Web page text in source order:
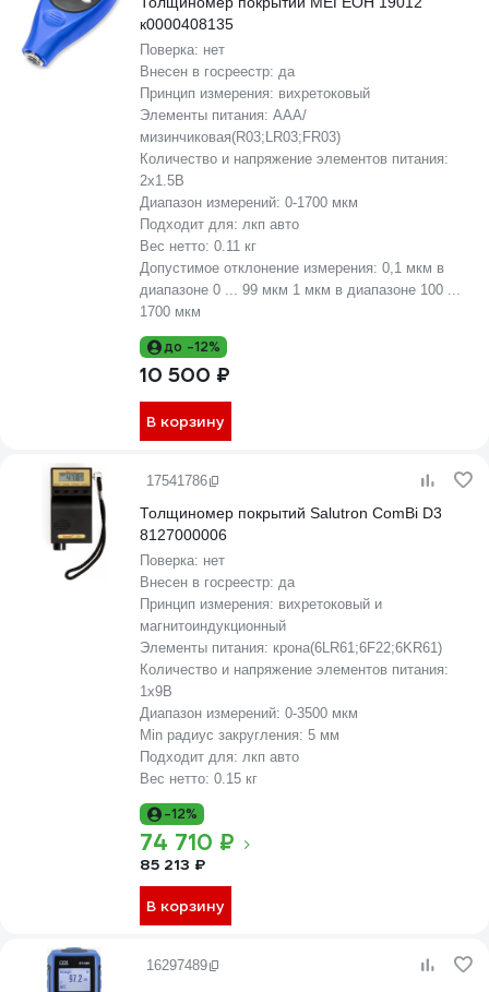
к0000408135
Поверка: нет
Внесен в госреестр: да
Принцип измерения: вихретоковый
Элементы питания: AAA/
мизинчиковая(R03;LR03;FR03)
Количество и напряжение элементов питания:
2х1.5B
Диапазон измерений: 0-1700 мкм
Подходит для: лкп авто
Вес нетто: 0.11 кг
Допустимое отклонение измерения: 0,1 мкм в
диапазоне 0 ... 99 мкм 1 мкм в диапазоне 100 ...
1700 мкм
до -12%
10 500 ₽
В корзину
17541786
Толщиномер покрытий Salutron ComBi D3
8127000006
Поверка: нет
Внесен в госреестр: да
Принцип измерения: вихретоковый и
магнитоиндукционный
Элементы питания: крона(6LR61;6F22;6KR61)
Количество и напряжение элементов питания:
1х9B
Диапазон измерений: 0-3500 мкм
Min радиус закругления: 5 мм
Подходит для: лкп авто
Вес нетто: 0.15 кг
-12%
74 710 ₽
85 213 ₽
В корзину
16297489